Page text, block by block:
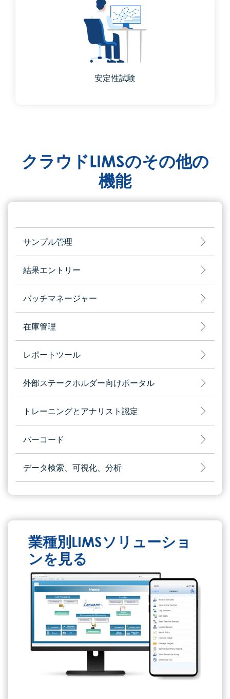
安定性試験
クラウドLIMSのその他の
機能
サンプル管理
結果エントリー
バッチマネージャー
在庫管理
レポートツール
外部ステークホルダー向けポータル
トレーニングとアナリスト認定
バーコード
データ検索、可視化、分析
業種別LIMSソリューショ
ンを見る